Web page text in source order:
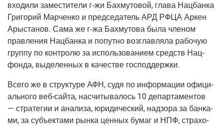
вхо­ди­ли заме­сти­те­ли г‑жи Бахму­то­вой, гла­ва Нац­бан­ка
Гри­го­рий Мар­чен­ко и пред­се­да­тель АРД РФЦА Аркен
Ары­ста­нов. Сама же г‑жа Бахму­то­ва была чле­ном
прав­ле­ния Нац­бан­ка и попут­но воз­глав­ля­ла рабо­чую
груп­пу по кон­тро­лю за исполь­зо­ва­ни­ем средств Нац­
фон­да, выде­лен­ных в каче­стве господдержки.
Все­го же в струк­ту­ре АФН, судя по инфор­ма­ции офи­ци­
аль­но­го веб-сай­та, насчи­ты­ва­лось 10 депар­та­мен­тов
— стра­те­гии и ана­ли­за, юри­ди­че­ский, над­зо­ра за бан­ка­
ми, за субъ­ек­та­ми рын­ка цен­ных бумаг и НПФ, стра­хо­